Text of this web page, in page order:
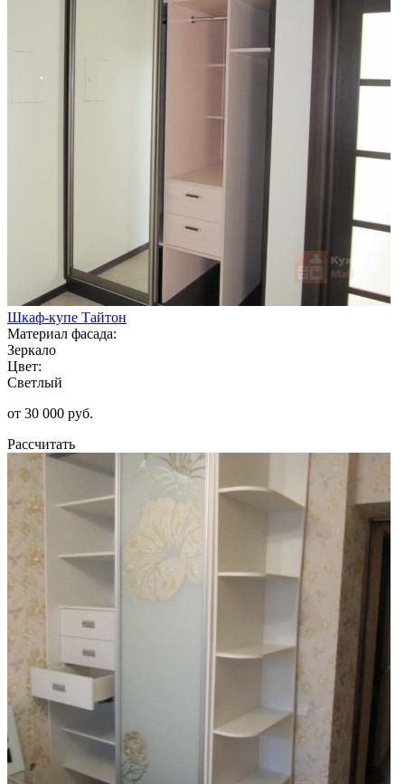
Шкаф-купе Тайтон
Материал фасада:
Зеркало
Цвет:
Светлый
от 30 000 руб.
Рассчитать